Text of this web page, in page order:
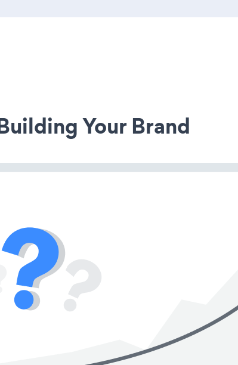
Your Brand